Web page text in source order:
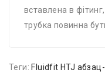
вставлена ​​в
трубка повинна
Теги: Fluidfit HTJ абзац-